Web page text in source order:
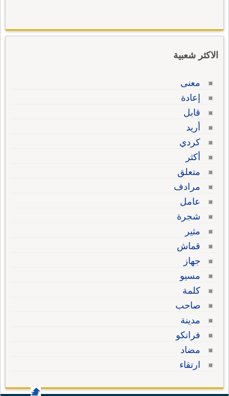
الاكثر شعبية
معنى
إعادة
قابل
أريد
كردي
أكثر
متعلق
مرادف
عامل
شجرة
مثير
قماش
جهاز
مسيو
كلمة
صاحب
مدينة
فرانكو
مضاد
ارتقاء